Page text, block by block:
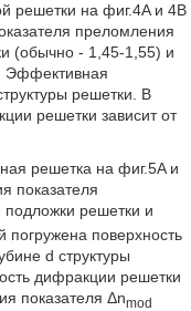
решетки на фиг.4A и 4B
преломления
(обычно - 1,45-1,55) и
Эффективная
решетки. В
решетки зависит от
решетка на фиг.5A и
показателя
решетки и
погружена поверхность
d структуры
дифракции решетки
показателя Δnmod